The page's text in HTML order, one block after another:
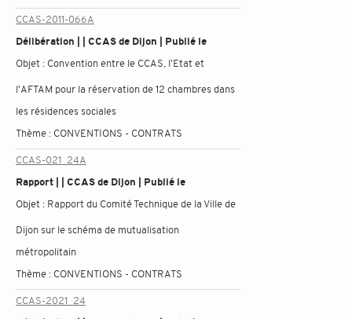
CCAS-2011-066A
Délibération | | CCAS de Dijon | Publié le
Objet : Convention entre le CCAS, l'Etat et
l'AFTAM pour la réservation de 12 chambres dans
les résidences sociales
Thème : CONVENTIONS - CONTRATS
CCAS-021_24A
Rapport | | CCAS de Dijon | Publié le
Objet : Rapport du Comité Technique de la Ville de
Dijon sur le schéma de mutualisation
métropolitain
Thème : CONVENTIONS - CONTRATS
CCAS-2021_24